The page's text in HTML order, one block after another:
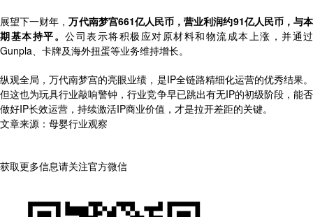
展望下一财年，万代南梦宫661亿人民币，营业利润约91亿人民币，与本
期基本持平。 公司表示将积极应对原材料和物流成本上涨，并通过
Gunpla、卡牌及海外扭蛋等业务维持增长。
纵观全局，万代南梦宫的亮眼业绩，是IP全链路精细化运营的优秀结果。
但这也为玩具行业敲响警钟，行业竞争早已跳出有无IP的初级阶段，能否
做好IP长效运营，持续激活IP商业价值，才是拉开差距的关键。
文章来源：母婴行业观察
获取更多信息请关注官方微信